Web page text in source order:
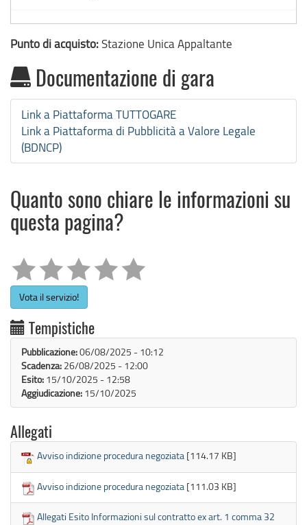
Punto di acquisto:Stazione Unica Appaltante
Documentazione di gara
Link a Piattaforma TUTTOGARE
Link a Piattaforma di Pubblicità a Valore Legale
(BDNCP)
Quanto sono chiare le informazioni su
questa pagina?
Vota il servizio!
Tempistiche
Pubblicazione:06/08/2025 - 10:12
Scadenza: 26/08/2025 - 12:00
Esito: 15/10/2025 - 12:58
Aggiudicazione: 15/10/2025
Allegati
Avviso indizione procedura negoziata [114.17 KB]
Avviso indizione procedura negoziata [111.03 KB]
Allegati Esito Informazioni sul contratto ex art. 1 comma 32